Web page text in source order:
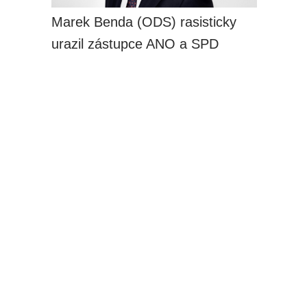
Marek Benda (ODS) rasisticky
urazil zástupce ANO a SPD